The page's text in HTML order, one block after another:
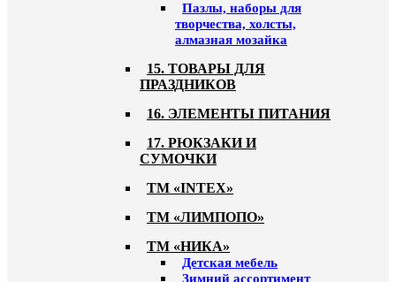
Пазлы, наборы для
творчества, холсты,
алмазная мозайка
15. ТОВАРЫ ДЛЯ
ПРАЗДНИКОВ
16. ЭЛЕМЕНТЫ ПИТАНИЯ
17. РЮКЗАКИ И
СУМОЧКИ
ТМ «INTEX»
ТМ «ЛИМПОПО»
ТМ «НИКА»
Детская мебель
Зимний ассортимент